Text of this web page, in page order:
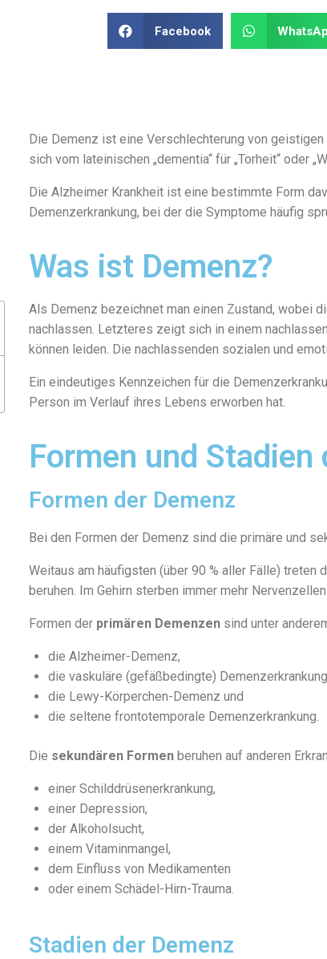
Facebook
Die Demenz ist eine Verschlechterung von
sich vom lateinischen „dementia“ für „Torheit“ oder
Die Alzheimer Krankheit ist eine bestimmte Form
Demenzerkrankung, bei der die Symptome häufig
Was ist Demenz?
Als Demenz bezeichnet man einen Zustand, wobei
nachlassen. Letzteres zeigt sich in einem
können leiden. Die nachlassenden sozialen und
Ein eindeutiges Kennzeichen für die
Person im Verlauf ihres Lebens erworben hat.
Formen und Stadien
Formen der Demenz
Bei den Formen der Demenz sind die primäre und
Weitaus am häufigsten (über 90 % aller Fälle) treten
beruhen. Im Gehirn sterben immer mehr
Formen der primären Demenzen sind unter
die Alzheimer-Demenz,
die vaskuläre (gefäßbedingte)
die Lewy-Körperchen-Demenz und
die seltene frontotemporale Demenzerkrankung.
Die sekundären Formen beruhen auf anderen
einer Schilddrüsenerkrankung,
einer Depression,
der Alkoholsucht,
einem Vitaminmangel,
dem Einfluss von Medikamenten
oder einem Schädel-Hirn-Trauma.
Stadien der Demenz